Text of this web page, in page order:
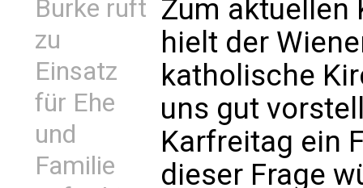
Burke ruft
zu
Einsatz
für Ehe
und
Familie
Zum aktuellen
hielt der
katholische
uns gut
Karfreitag ein
dieser Frage